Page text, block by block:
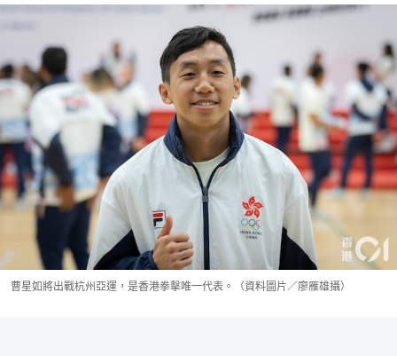
曹星如將出戰杭州亞運，是香港拳擊唯一代表。（資料圖片／廖雁雄攝）